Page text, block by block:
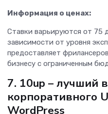
Информация о ценах:
Ставки варьируются от 75
зависимости от уровня
предоставляет
бизнесу с ограниченным
7. 10up – лучший
корпоративного
WordPress